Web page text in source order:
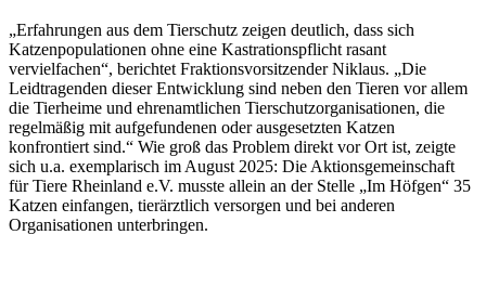
„Erfahrungen aus dem Tierschutz zeigen deutlich, dass sich
Katzenpopulationen ohne eine Kastrationspflicht rasant
vervielfachen“, berichtet Fraktionsvorsitzender Niklaus. „Die
Leidtragenden dieser Entwicklung sind neben den Tieren vor allem
die Tierheime und ehrenamtlichen Tierschutzorganisationen, die
regelmäßig mit aufgefundenen oder ausgesetzten Katzen
konfrontiert sind.“ Wie groß das Problem direkt vor Ort ist, zeigte
sich u.a. exemplarisch im August 2025: Die Aktionsgemeinschaft
für Tiere Rheinland e.V. musste allein an der Stelle „Im Höfgen“ 35
Katzen einfangen, tierärztlich versorgen und bei anderen
Organisationen unterbringen.